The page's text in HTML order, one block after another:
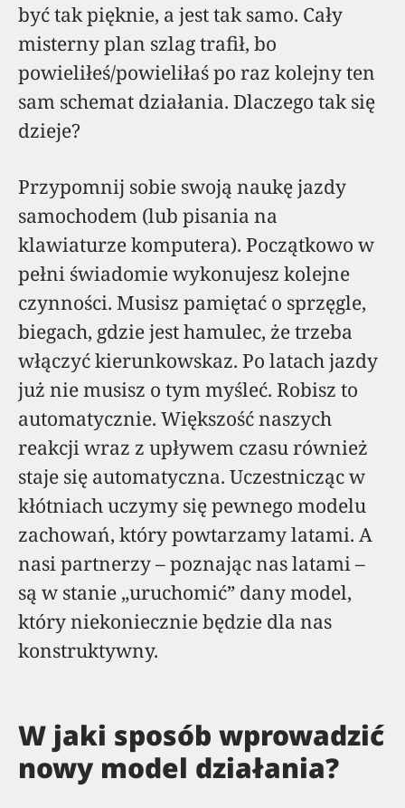
być tak pięknie, a jest tak samo. Cały
misterny plan szlag trafił, bo
powieliłeś/powieliłaś po raz kolejny ten
sam schemat działania. Dlaczego tak się
dzieje?
Przypomnij sobie swoją naukę jazdy
samochodem (lub pisania na
klawiaturze komputera). Początkowo w
pełni świadomie wykonujesz kolejne
czynności. Musisz pamiętać o sprzęgle,
biegach, gdzie jest hamulec, że trzeba
włączyć kierunkowskaz. Po latach jazdy
już nie musisz o tym myśleć. Robisz to
automatycznie. Większość naszych
reakcji wraz z upływem czasu również
staje się automatyczna. Uczestnicząc w
kłótniach uczymy się pewnego modelu
zachowań, który powtarzamy latami. A
nasi partnerzy – poznając nas latami –
są w stanie „uruchomić” dany model,
który niekoniecznie będzie dla nas
konstruktywny.
W jaki sposób wprowadzić
nowy model działania?